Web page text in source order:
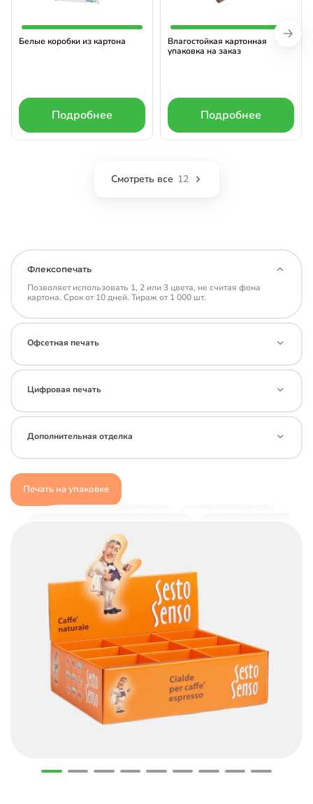
Белые коробки из картона
Подробнее
Влагостойкая картонная
упаковка на заказ
Подробнее
Смотреть все 12
Флексопечать
Позволяет использовать 1, 2 или 3 цвета, не считая фона
картона. Срок от 10 дней. Тираж от 1 000 шт.
Офсетная печать
Цифровая печать
Дополнительная отделка
Печать на упаковке